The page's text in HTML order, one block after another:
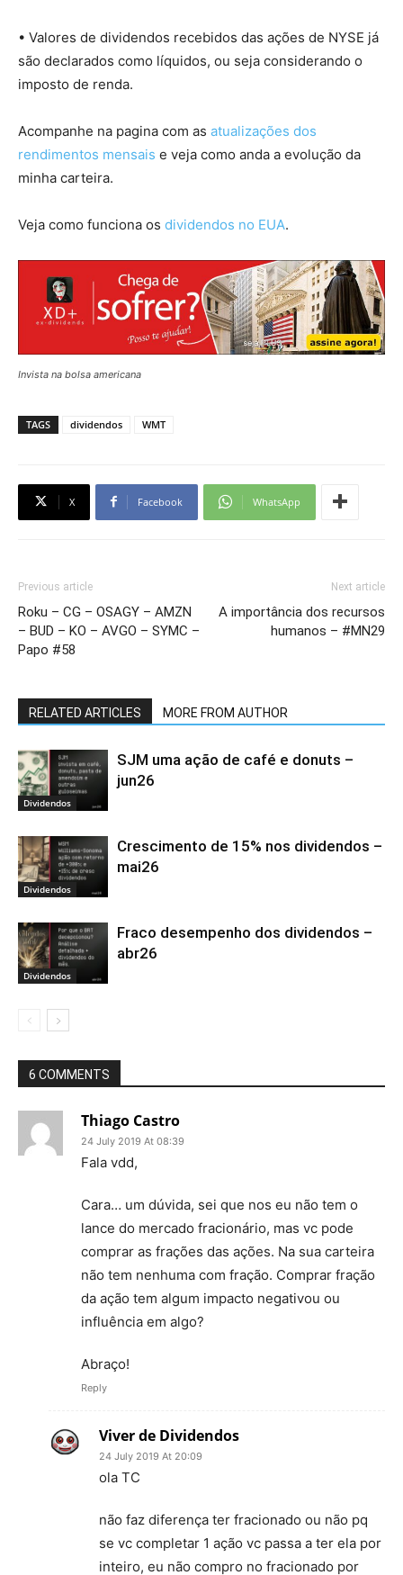
• Valores de dividendos recebidos das ações de NYSE já
são declarados como líquidos, ou seja considerando o
imposto de renda.
Acompanhe na pagina com as atualizações dos
rendimentos mensais e veja como anda a evolução da
minha carteira.
Veja como funciona os dividendos no EUA.
Invista na bolsa americana
TAGS dividendos WMT
X Facebook WhatsApp
Previous article
Roku – CG – OSAGY – AMZN
– BUD – KO – AVGO – SYMC –
Papo #58
Next article
A importância dos recursos
humanos – #MN29
RELATED ARTICLES MORE FROM AUTHOR
Dividendos
SJM uma ação de café e donuts –
jun26
Dividendos
Crescimento de 15% nos dividendos –
mai26
Dividendos
Fraco desempenho dos dividendos –
abr26
6 COMMENTS
Thiago Castro
24 July 2019 At 08:39
Fala vdd,
Cara… um dúvida, sei que nos eu não tem o
lance do mercado fracionário, mas vc pode
comprar as frações das ações. Na sua carteira
não tem nenhuma com fração. Comprar fração
da ação tem algum impacto negativou ou
influência em algo?
Abraço!
Reply
Viver de Dividendos
24 July 2019 At 20:09
ola TC
não faz diferença ter fracionado ou não pq
se vc completar 1 ação vc passa a ter ela por
inteiro, eu não compro no fracionado por